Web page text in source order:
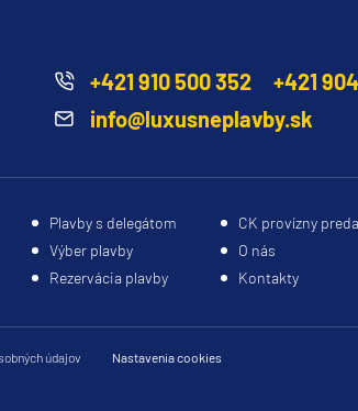
+421 910 500 352
+421
info@luxusneplavby.sk
Plavby s delegátom
CK provízny
Výber plavby
O nás
Rezervácia plavby Kontakty
údajov Nastavenia cookies